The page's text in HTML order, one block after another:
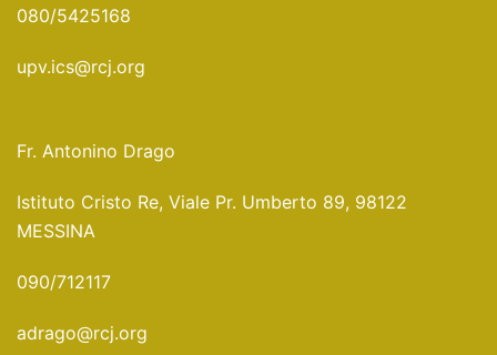
080/5425168
upv.ics@rcj.org
Fr. Antonino Drago
Istituto Cristo Re, Viale Pr. Umberto 89, 98122
MESSINA
090/712117
adrago@rcj.org